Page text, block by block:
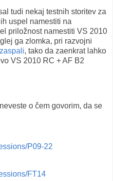
tudi nekaj testnih storitev za
uspel namestiti na
priložnost namestiti VS 2010
ga zlomka, pri razvojni
, tako da zaenkrat lahko
VS 2010 RC + AF B2
o čem govorim, da se
P09-22
FT14